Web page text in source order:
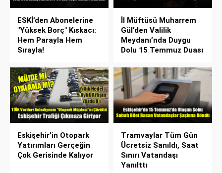
ESKİ’den Abonelerine
"Yüksek Borç" Kıskacı:
Hem Parayla Hem
Sırayla!
İl Müftüsü Muharrem
Gül’den Valilik
Meydanı’nda Duygu
Dolu 15 Temmuz Duası
Eskişehir’in Otopark
Yatırımları Gerçeğin
Çok Gerisinde Kalıyor
Tramvaylar Tüm Gün
Ücretsiz Sanıldı, Saat
Sınırı Vatandaşı
Yanılttı